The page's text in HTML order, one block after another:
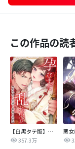
この作品の読
【白黒タテ版】孕むまで乱れいけ～身代わり花嫁と軍服の猛愛
357.3万